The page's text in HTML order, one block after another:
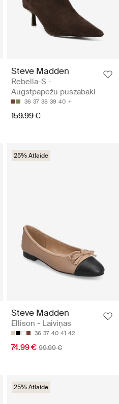
Steve Madden
Rebella-S -
Augstpapēžu puszābaki
36 37 38 39 40
159.99 €
25% Atlaide
Steve Madden
Ellison - Laiviņas
36 37 40 41 42
74.99 € 99.99 €
25% Atlaide